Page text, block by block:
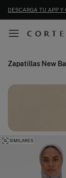
DESCARGA TU APP Y
Zapatillas New
SIMILARES